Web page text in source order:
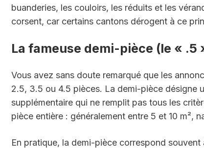
buanderies, les couloirs, les réduits et les
corsent, car certains cantons dérogent à ce
La fameuse demi-pièce (le « .5
Vous avez sans doute remarqué que les
2.5, 3.5 ou 4.5 pièces. La demi-pièce désigne
supplémentaire qui ne remplit pas tous les
pièce entière : généralement entre 5 et 10 m²,
En pratique, la demi-pièce correspond souvent